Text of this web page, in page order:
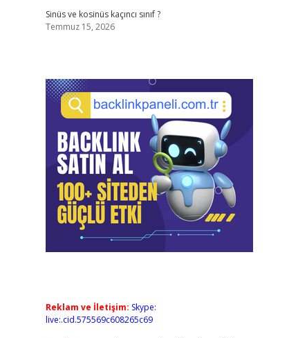
Sinüs ve kosinüs kaçıncı sınıf ?
Temmuz 15, 2026
Reklam ve İletişim: Skype:
live:.cid.575569c608265c69